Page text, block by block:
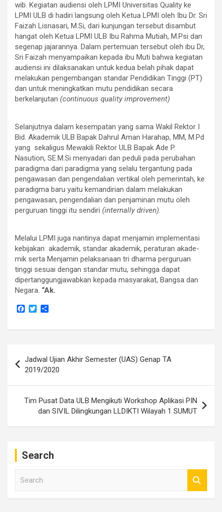
wib. Kegiatan audiensi oleh LPMI Universitas Quality ke
LPMI ULB di hadiri langsung oleh Ketua LPMI oleh Ibu Dr. Sri
Faizah Lisnasari, M.Si, dari kunjungan tersebut disambut
hangat oleh Ketua LPMI ULB Ibu Rahma Mutiah, M.Psi dan
segenap jajarannya. Dalam pertemuan tersebut oleh ibu Dr,
Sri Faizah menyampaikan kepada ibu Muti bahwa kegiatan
audiensi ini dilaksanakan untuk kedua belah pihak dapat
melakukan pengembangan standar Pendidikan Tinggi (PT)
dan untuk meningkatkan mutu pendidikan secara
berkelanjutan (continuous quality impro­vement)
Selanjutnya dalam kesempatan yang sama Wakil Rektor I
Bid. Akademik ULB Bapak Dahrul Aman Harahap, MM, M.Pd
yang sekaligus Mewakili Rektor ULB Bapak Ade P.
Nasution, SE.M.Si menyadari dan peduli pada perubahan
para­digma dari paradigma yang selalu ter­gantung pada
pengawasan dan pengendalian vertikal oleh pemerintah, ke
paradigma baru yaitu kemandirian da­lam melaku­kan
pengawasan, pengendalian dan penjaminan mutu oleh
perguruan tinggi itu sendiri (internally driven).
Melalui LPMI juga nantinya dapat menjamin imple­mentasi
kebija­kan aka­demik, standar akademik, peraturan akade­
mik serta Menjamin pelak­sanaan tri dharma perguruan
tinggi sesuai dengan standar mutu, sehingga dapat
dipertanggungjawabkan kepada masyarakat, Bangsa dan
Negara. “Ak.
F
e
o
k
T
t
r
r
pos
Jadwal Ujian Akhir Semester (UAS) Genap TA
2019/2020
Tim Pusat Data ULB Mengikuti Workshop Aplikasi PIN
dan SIVIL Dilingkungan LLDIKTI Wilayah 1 SUMUT
Search